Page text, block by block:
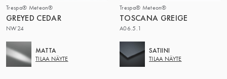
Trespa® Meteon®
GREYED CEDAR
NW24
MATTA
TILAA NÄYTE
Trespa® Meteon®
TOSCANA GREIGE
A06.5.1
SATIINI
TILAA NÄYTE